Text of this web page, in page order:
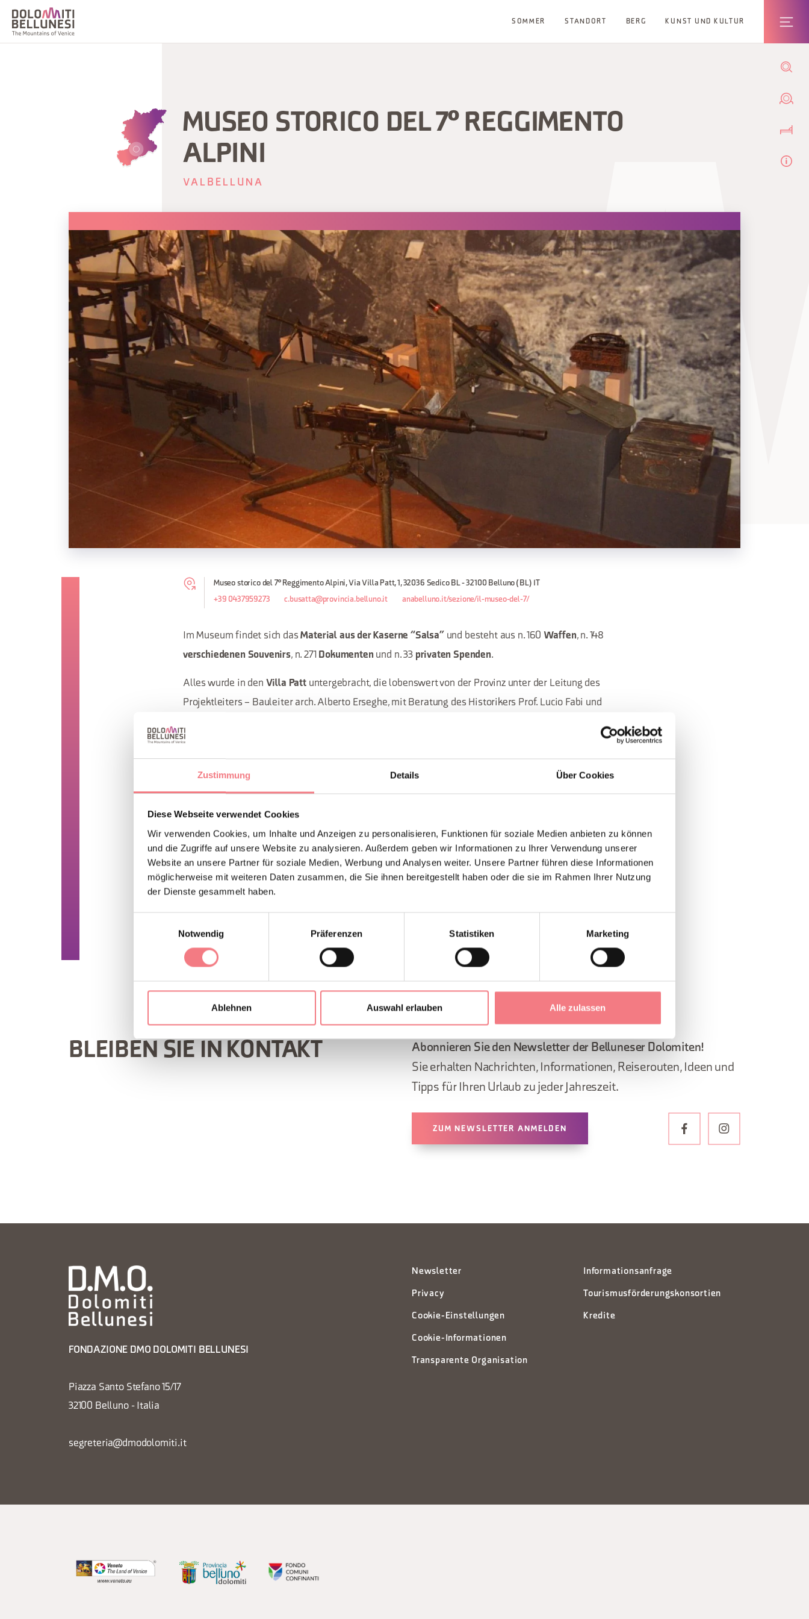
Zustimmung Details Über Cookies
Diese Webseite verwendet Cookies
Wir verwenden Cookies, um Inhalte und Anzeigen zu personalisieren, Funktionen für soziale Medien anbieten zu können
und die Zugriffe auf unsere Website zu analysieren. Außerdem geben wir Informationen zu Ihrer Verwendung unserer
Website an unsere Partner für soziale Medien, Werbung und Analysen weiter. Unsere Partner führen diese Informationen
möglicherweise mit weiteren Daten zusammen, die Sie ihnen bereitgestellt haben oder die sie im Rahmen Ihrer Nutzung
der Dienste gesammelt haben.
Notwendig
Präferenzen Statistiken Marketing
Ablehnen Auswahl erlauben Alle zulassen
SOMMER STANDORT BERG KUNST UND KULTUR
MUSEO STORICO DEL 7° REGGIMENTO
ALPINI
VALBELLUNA
Museo storico del 7° Reggimento Alpini, Via Villa Patt, 1, 32036 Sedico BL - 32100 Belluno (BL) IT
+39 0437959273 c.busatta@provincia.belluno.it anabelluno.it/sezione/il-museo-del-7/
Im Museum findet sich dasMaterial aus der Kaserne “Salsa” und besteht aus n. 160 Waffen, n. 148
verschiedenen Souvenirs, n. 271 Dokumenten und n. 33 privaten Spenden.
Alles wurde in den Villa Pattuntergebracht, die lobenswert von der Provinz unter der Leitung des
Projektleiters – Bauleiter arch. Alberto Erseghe, mit Beratung des Historikers Prof. Lucio Fabi und
7. Alpini durch Fotos und Dokumente, Waffen und Funde erzählt, die im Laufe der Zeit in dem, was das
“Museum-Sakrarium” der Kaserne “Tommaso Salsa” in Belluno war, gesammelt und aufbewahrt
wurden.
Das Historische Museum des 7. Gebirgsregiments istnur nach vorheriger Anmeldunggeöffnet.
ÖFFNUNGSZEITEN
Das Historische Museum des 7. Alpini-Regiments ist
INFORMATIONEN ANFORDERN
BLEIBEN SIE IN KONTAKT
Abonnieren Sie den Newsletter der Belluneser Dolomiten!
Sie erhalten Nachrichten, Informationen, Reiserouten, Ideen und
Tipps für Ihren Urlaub zu jeder Jahreszeit.
ZUM NEWSLETTER ANMELDEN
FONDAZIONE DMO DOLOMITI BELLUNESI
Piazza Santo Stefano 15/17
32100 Belluno - Italia
segreteria@dmodolomiti.it
Newsletter
Privacy
Cookie-Einstellungen
Cookie-Informationen
Transparente Organisation
Informationsanfrage
Tourismusförderungskonsortien
Kredite